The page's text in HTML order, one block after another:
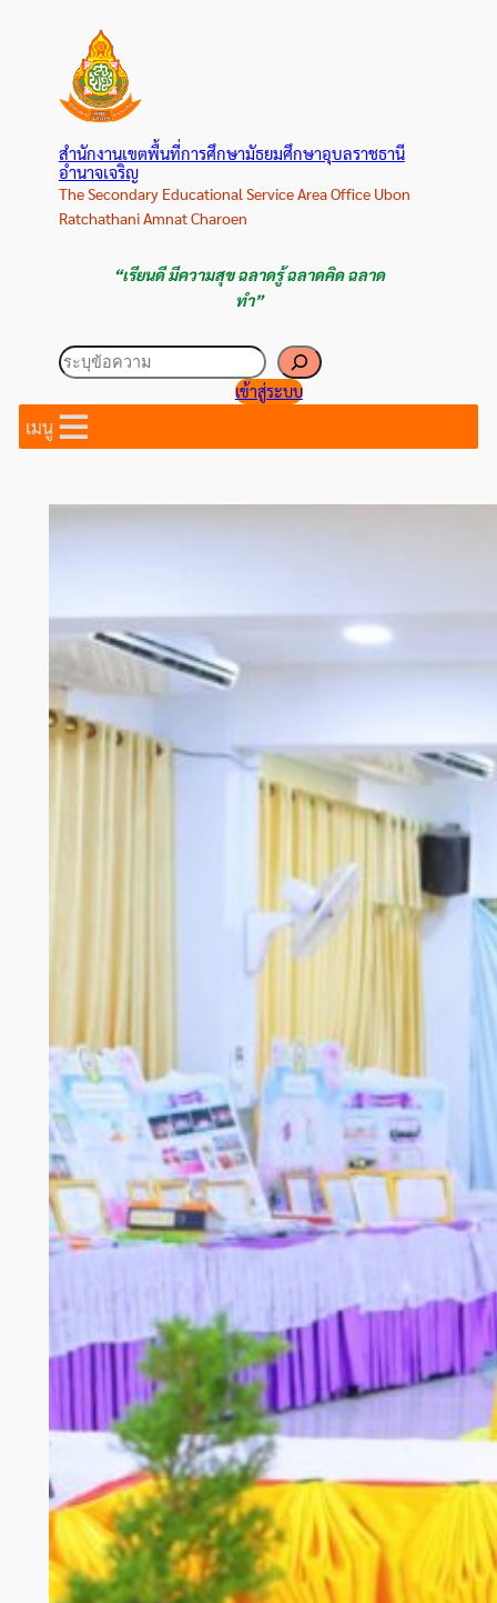
สำนักงานเขตพื้นที่การศึกษามัธยมศึกษาอุบลราชธานี
อำนาจเจริญ
The Secondary Educational Service Area Office Ubon
Ratchathani Amnat Charoen
“เรียนดี มีความสุข ฉลาดรู้ ฉลาดคิด ฉลาด
ทำ”
ค้นหา
เข้าสู่ระบบ
เมนู